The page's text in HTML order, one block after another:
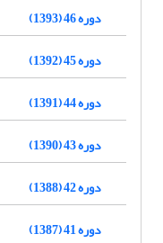
دوره 46 (1393)
دوره 45 (1392)
دوره 44 (1391)
دوره 43 (1390)
دوره 42 (1388)
دوره 41 (1387)